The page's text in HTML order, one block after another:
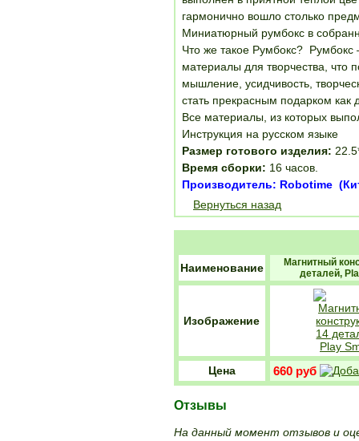
гармонично вошло столько
Миниатюрный румбокс в
Что же такое Румбокс?
материалы для творчества, что
мышление, усидчивость,
стать прекрасным подарком как
Все материалы, из которых
Инструкция на русском языке
Размер готового изделия:
Время сборки: 16 часов.
Производитель: Robotime
Вернуться назад
Наименование
Магнитный
деталей,
Изображение
Цена 660 руб
Отзывы
На данный момент отзывов и